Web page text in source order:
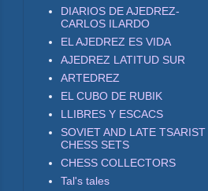
DIARIOS DE AJEDREZ-
CARLOS ILARDO
EL AJEDREZ ES VIDA
AJEDREZ LATITUD SUR
ARTEDREZ
EL CUBO DE RUBIK
LLIBRES Y ESCACS
SOVIET AND LATE TSARIST
CHESS SETS
CHESS COLLECTORS
Tal's tales